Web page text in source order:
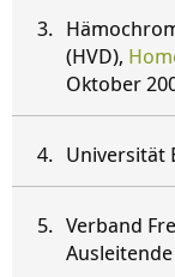
(HVD),
Oktober
Universität
Verband